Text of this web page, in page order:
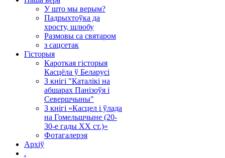
У што мы верым?
Падрыхтоўка да
хросту, шлюбу
Размовы са святаром
з сацсетак
Гісторыя
Кароткая гісторыя
Касцёла ў Беларусі
З кнігі "Каталікі на
абшарах Панізоўя і
Севершчыны"
З кнігі «Касцел і ўлада
на Гомельшчыне (20-
30-е гады ХХ ст.)»
Фотагалерэя
Архіў
.